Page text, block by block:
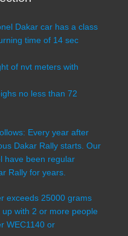
Dakar car has a class
time of 14 sec
of nvt meters with
no less than 72
Every year after
Dakar Rally starts. Our
have been regular
Rally for years.
exceeds 25000 grams
with 2 or more people
WEC1140 or